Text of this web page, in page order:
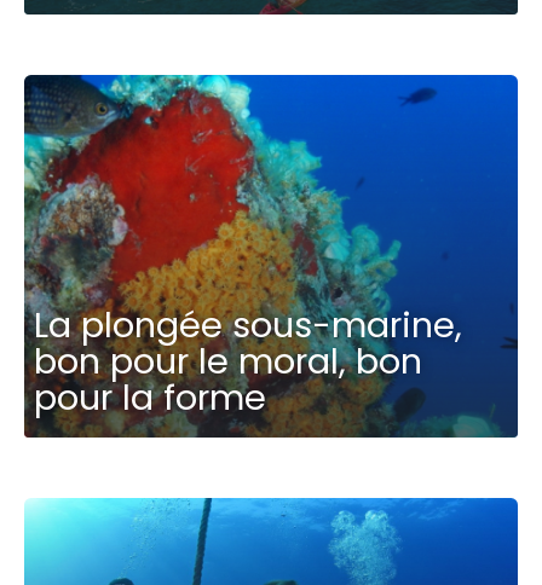
La plongée sous-marine,
bon pour le moral, bon
pour la forme